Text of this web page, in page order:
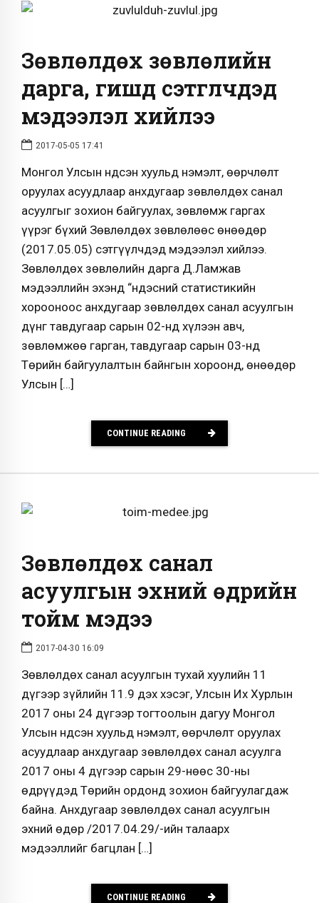
Зөвлөлдөх зөвлөлийн
дарга, гишүүд сэтгүүлчдэд
мэдээлэл хийлээ
2017-05-05 17:41
Монгол Улсын Үндсэн хуульд нэмэлт, өөрчлөлт
оруулах асуудлаар анхдугаар зөвлөлдөх санал
асуулгыг зохион байгуулах, зөвлөмж гаргах
үүрэг бүхий Зөвлөлдөх зөвлөлөөс өнөөдөр
(2017.05.05) сэтгүүлчдэд мэдээлэл хийлээ.
Зөвлөлдөх зөвлөлийн дарга Д.Ламжав
мэдээллийн эхэнд “Үндэсний статистикийн
хорооноос анхдугаар зөвлөлдөх санал асуулгын
дүнг тавдугаар сарын 02-нд хүлээн авч,
зөвлөмжөө гарган, тавдугаар сарын 03-нд
Төрийн байгуулалтын байнгын хороонд, өнөөдөр
Улсын […]
CONTINUE READING
Зөвлөлдөх санал
асуулгын эхний өдрийн
тойм мэдээ
2017-04-30 16:09
Зөвлөлдөх санал асуулгын тухай хуулийн 11
дүгээр зүйлийн 11.9 дэх хэсэг, Улсын Их Хурлын
2017 оны 24 дүгээр тогтоолын дагуу Монгол
Улсын Үндсэн хуульд нэмэлт, өөрчлөлт оруулах
асуудлаар анхдугаар зөвлөлдөх санал асуулга
2017 оны 4 дүгээр сарын 29-нөөс 30-ны
өдрүүдэд Төрийн ордонд зохион байгуулагдаж
байна. Анхдугаар зөвлөлдөх санал асуулгын
эхний өдөр /2017.04.29/-ийн талаарх
мэдээллийг багцлан […]
CONTINUE READING